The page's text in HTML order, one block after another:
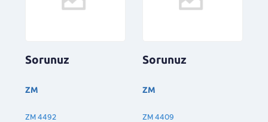
Sorunuz
ZM
ZM 4492
Sorunuz
ZM
ZM 4409